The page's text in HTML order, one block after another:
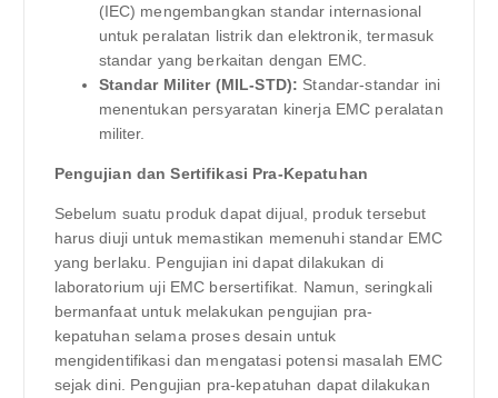
(IEC) mengembangkan standar internasional
untuk peralatan listrik dan elektronik, termasuk
standar yang berkaitan dengan EMC.
Standar Militer (MIL-STD): Standar-standar ini
menentukan persyaratan kinerja EMC peralatan
militer.
Pengujian dan Sertifikasi Pra-Kepatuhan
Sebelum suatu produk dapat dijual, produk tersebut
harus diuji untuk memastikan memenuhi standar EMC
yang berlaku. Pengujian ini dapat dilakukan di
laboratorium uji EMC bersertifikat. Namun, seringkali
bermanfaat untuk melakukan pengujian pra-
kepatuhan selama proses desain untuk
mengidentifikasi dan mengatasi potensi masalah EMC
sejak dini. Pengujian pra-kepatuhan dapat dilakukan